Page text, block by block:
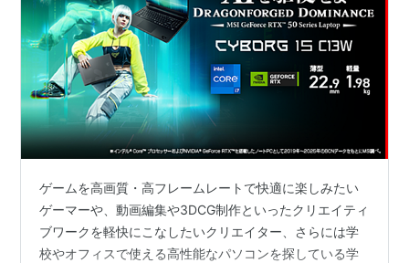
ゲームを高画質・高フレームレートで快適に楽しみたい
ゲーマーや、動画編集や3DCG制作といったクリエイティ
ブワークを軽快にこなしたいクリエイター、さらには学
校やオフィスで使える高性能なパソコンを探している学